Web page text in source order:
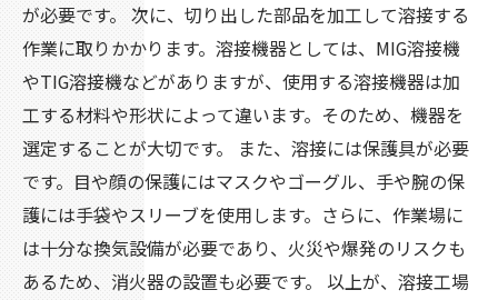
が必要です。 次に、切り出した部品を加工して溶接する
作業に取りかかります。溶接機器としては、MIG溶接機
やTIG溶接機などがありますが、使用する溶接機器は加
工する材料や形状によって違います。そのため、機器を
選定することが大切です。 また、溶接には保護具が必要
です。目や顔の保護にはマスクやゴーグル、手や腕の保
護には手袋やスリーブを使用します。さらに、作業場に
は十分な換気設備が必要であり、火災や爆発のリスクも
あるため、消火器の設置も必要です。 以上が、溶接工場